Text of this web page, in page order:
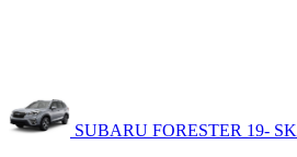
SUBARU FORESTER 19- SK